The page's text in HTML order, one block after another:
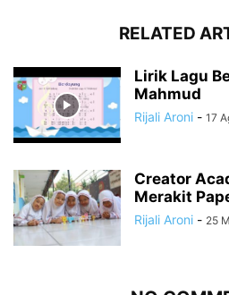
RELATED
Lirik Lagu
Mahmud
Rijali Aroni - 17
Creator
Merakit
Rijali Aroni - 25